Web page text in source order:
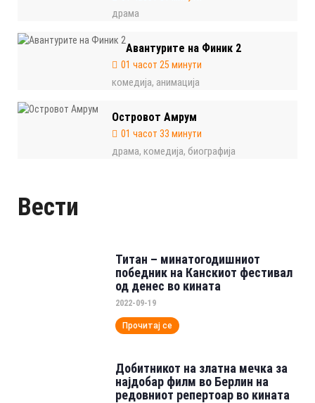
драма
Авантурите на Финик 2
01 часот 25 минути
комедија, анимација
Островот Амрум
01 часот 33 минути
драма, комедија, биографија
Вести
Титан – минатогодишниот
победник на Канскиот фестивал
од денес во кината
2022-09-19
Прочитај се
Добитникот на златна мечка за
најдобар филм во Берлин на
редовниот репертоар во кината